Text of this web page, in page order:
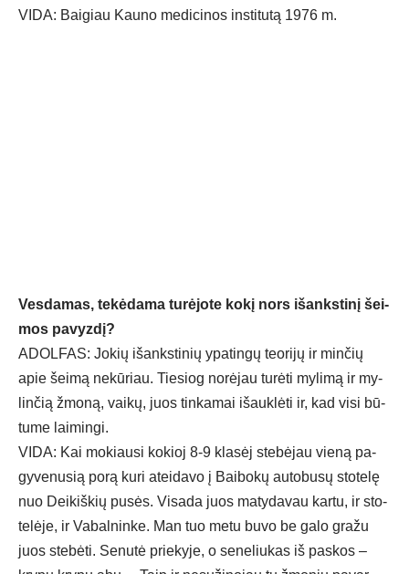
VI­DA: Bai­giau Kau­no me­di­ci­nos ins­ti­tu­tą 1976 m.
Ves­da­mas, te­kė­da­ma tu­rė­jo­te ko­kį nors išanks­ti­nį šei­
mos pa­vyz­dį?
ADOL­FAS: Jo­kių išanks­ti­nių ypa­tin­gų teo­ri­jų ir min­čių
apie šei­mą ne­kū­riau. Tie­siog no­rė­jau tu­rė­ti my­li­mą ir my­
lin­čią žmo­ną, vai­kų, juos tin­ka­mai išauk­lė­ti ir, kad vi­si bū­
tu­me lai­min­gi.
VI­DA: Kai mo­kiau­si ko­kioj 8-9 kla­sėj ste­bė­jau vie­ną pa­
gy­ve­nu­sią po­rą ku­ri atei­da­vo į Bai­bo­kų au­to­bu­sų sto­te­lę
nuo Dei­kiš­kių pu­sės. Vi­sa­da juos ma­ty­da­vau kar­tu, ir sto­
te­lė­je, ir Va­bal­nin­ke. Man tuo me­tu bu­vo be ga­lo gra­žu
juos ste­bė­ti. Se­nu­tė prie­ky­je, o se­ne­liu­kas iš pa­skos –